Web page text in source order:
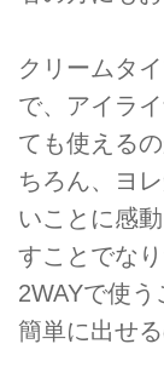
クリームタ
で、アイラ
ても使える
ちろん、ヨ
いことに感
すことでな
2WAYで使
簡単に出せ